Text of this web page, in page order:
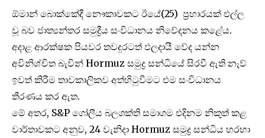
ඕමාන් බොක්කේදී නෞකාවකට ඊයේ(25) ප්‍රහාරයක් එල්ල
වූ බව ජාත්‍යන්තර සමුද්‍රීය සංවිධානය නිවේදනය කළේය.
අදාළ ආරක්ෂක පියවර තවදුරටත් ඵලදායී වේද යන්න
අවිනිශ්චිත බැවින් Hormuz සමුද්‍ර සන්ධියේ සිරවී ඇති නැව්
ඉවත් කිරීම තාවකාලිකව අත්හිටුවීමට එම සංවිධානය
තීරණය කර ඇත.
මේ අතර, S&P ගෝලීය බලශක්ති සමාගම එදිනම නිකුත් කළ
වාර්තාවකට අනුව, 24 වැනිදා Hormuz සමුද්‍ර සන්ධිය හරහා